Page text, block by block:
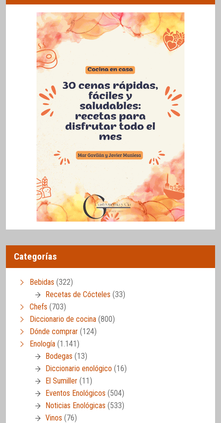
Categorías
Bebidas (322)
Recetas de Cócteles (33)
Chefs (703)
Diccionario de cocina (800)
Dónde comprar (124)
Enología (1.141)
Bodegas (13)
Diccionario enológico (16)
El Sumiller (11)
Eventos Enológicos (504)
Noticias Enológicas (533)
Vinos (76)